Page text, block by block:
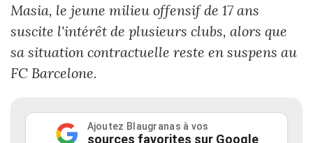
Masia, le jeune milieu offensif de 17 ans
suscite l'intérêt de plusieurs clubs, alors que
sa situation contractuelle reste en suspens au
FC Barcelone.
Ajoutez Blaugranas à vos
sources favorites sur Google